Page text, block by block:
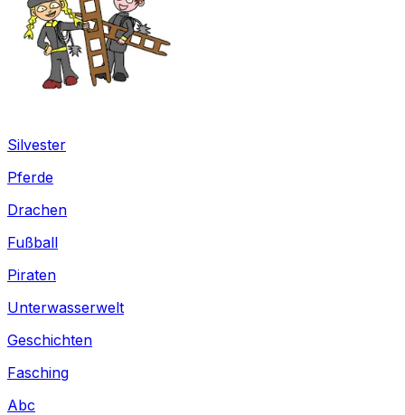
Silvester
Pferde
Drachen
Fußball
Piraten
Unterwasserwelt
Geschichten
Fasching
Abc